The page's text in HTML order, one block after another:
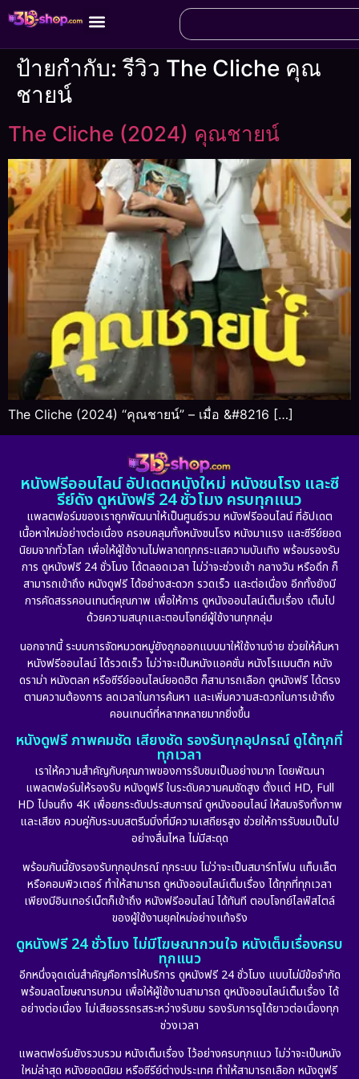
ป้ายกำกับ:รีวิว The Cliche คุณ
ชายน์
The Cliche (2024) คุณชายน์
The Cliche (2024) “คุณชายน์” – เมื่อ &#8216 […]
หนังฟรีออนไลน์ อัปเดตหนังใหม่ หนังชนโรง และซี
รีย์ดัง ดูหนังฟรี 24 ชั่วโมง ครบทุกแนว
แพลตฟอร์มของเราถูกพัฒนาให้เป็นศูนย์รวม หนังฟรีออนไลน์ ที่อัปเดต
เนื้อหาใหม่อย่างต่อเนื่อง ครอบคลุมทั้งหนังชนโรง หนังมาแรง และซีรีย์ยอด
นิยมจากทั่วโลก เพื่อให้ผู้ใช้งานไม่พลาดทุกกระแสความบันเทิง พร้อมรองรับ
การ ดูหนังฟรี 24 ชั่วโมง ได้ตลอดเวลา ไม่ว่าจะช่วงเช้า กลางวัน หรือดึก ก็
สามารถเข้าถึง หนังดูฟรี ได้อย่างสะดวก รวดเร็ว และต่อเนื่อง อีกทั้งยังมี
การคัดสรรคอนเทนต์คุณภาพ เพื่อให้การ ดูหนังออนไลน์เต็มเรื่อง เต็มไป
ด้วยความสนุกและตอบโจทย์ผู้ใช้งานทุกกลุ่ม
นอกจากนี้ ระบบการจัดหมวดหมู่ยังถูกออกแบบมาให้ใช้งานง่าย ช่วยให้ค้นหา
หนังฟรีออนไลน์ ได้รวดเร็ว ไม่ว่าจะเป็นหนังแอคชั่น หนังโรแมนติก หนัง
ดราม่า หนังตลก หรือซีรีย์ออนไลน์ยอดฮิต ก็สามารถเลือก ดูหนังฟรี ได้ตรง
ตามความต้องการ ลดเวลาในการค้นหา และเพิ่มความสะดวกในการเข้าถึง
คอนเทนต์ที่หลากหลายมากยิ่งขึ้น
หนังดูฟรี ภาพคมชัด เสียงชัด รองรับทุกอุปกรณ์ ดูได้ทุกที่
ทุกเวลา
เราให้ความสำคัญกับคุณภาพของการรับชมเป็นอย่างมาก โดยพัฒนา
แพลตฟอร์มให้รองรับ หนังดูฟรี ในระดับความคมชัดสูง ตั้งแต่ HD, Full
HD ไปจนถึง 4K เพื่อยกระดับประสบการณ์ ดูหนังออนไลน์ ให้สมจริงทั้งภาพ
และเสียง ควบคู่กับระบบสตรีมมิ่งที่มีความเสถียรสูง ช่วยให้การรับชมเป็นไป
อย่างลื่นไหล ไม่มีสะดุด
พร้อมกันนี้ยังรองรับทุกอุปกรณ์ ทุกระบบ ไม่ว่าจะเป็นสมาร์ทโฟน แท็บเล็ต
หรือคอมพิวเตอร์ ทำให้สามารถ ดูหนังออนไลน์เต็มเรื่อง ได้ทุกที่ทุกเวลา
เพียงมีอินเทอร์เน็ตก็เข้าถึง หนังฟรีออนไลน์ ได้ทันที ตอบโจทย์ไลฟ์สไตล์
ของผู้ใช้งานยุคใหม่อย่างแท้จริง
ดูหนังฟรี 24 ชั่วโมง ไม่มีโฆษณากวนใจ หนังเต็มเรื่องครบ
ทุกแนว
อีกหนึ่งจุดเด่นสำคัญคือการให้บริการ ดูหนังฟรี 24 ชั่วโมง แบบไม่มีข้อจำกัด
พร้อมลดโฆษณารบกวน เพื่อให้ผู้ใช้งานสามารถ ดูหนังออนไลน์เต็มเรื่อง ได้
อย่างต่อเนื่อง ไม่เสียอรรถรสระหว่างรับชม รองรับการดูได้ยาวต่อเนื่องทุก
ช่วงเวลา
แพลตฟอร์มยังรวบรวม หนังเต็มเรื่อง ไว้อย่างครบทุกแนว ไม่ว่าจะเป็นหนัง
ใหม่ล่าสุด หนังยอดนิยม หรือซีรีย์ต่างประเทศ ทำให้สามารถเลือก หนังดูฟรี